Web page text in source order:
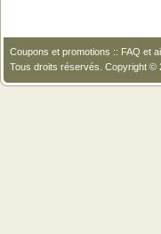
Coupons et promotions :: FAQ et
Tous droits réservés. Copyright ©